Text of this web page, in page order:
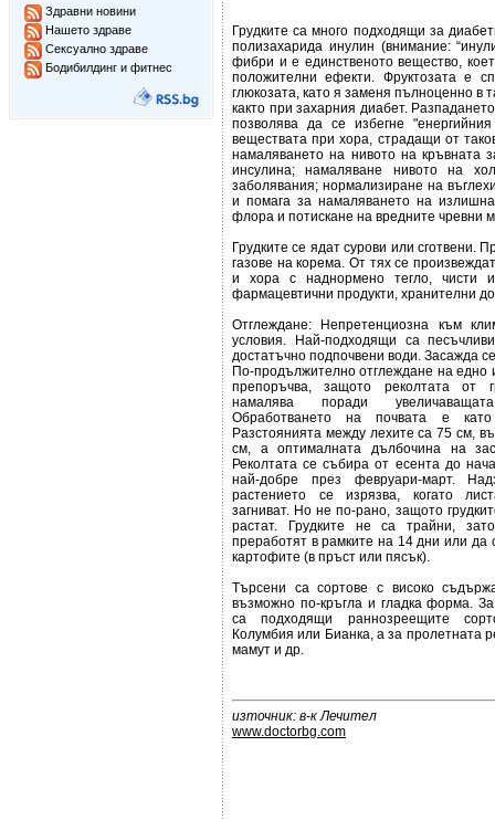
Здравни новини
Нашето здраве
Сексуално здраве
Бодибилдинг и фитнес
Грудките са много подходящи за
полизахарида инулин (внимание:
фибри и е единственото вещество,
положителни ефекти. Фруктозата е
глюкозата, като я заменя пълноценно в
както при захарния диабет.
позволява да се избегне
веществата при хора, страдащи от
намаляването на нивото на кръвната
инсулина; намаляване нивото на
заболявания; нормализиране на
и помага за намаляването на
флора и потискане на вредните чревни
Грудките се ядат сурови или сготвени.
газове на корема. От тях се
и хора с наднормено тегло, чисти
фармацевтични продукти, хранителни
Отглеждане: Непретенциозна към
условия. Най-подходящи са
достатъчно подпочвени води. Засажда
По-продължително отглеждане на едно
препоръчва, защото реколтата от
намалява поради
Обработването на почвата е
Разстоянията между лехите са 75 см,
см, а оптималната дълбочина на
Реколтата се събира от есента до
най-добре през февруари-март.
растението се изрязва, когато
загниват. Но не по-рано, защото
растат. Грудките не са трайни,
преработят в рамките на 14 дни или да
картофите (в пръст или пясък).
Търсени са сортове с високо
възможно по-кръгла и гладка форма.
са подходящи раннозреещите
Колумбия или Бианка, а за пролетната
мамут и др.
източник: в-к Лечител
www.doctorbg.com